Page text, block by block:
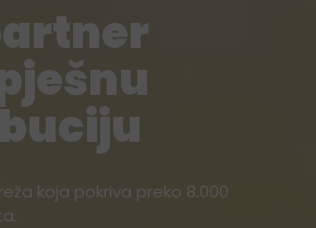
koja pokriva preko 8.000
koja pokriva preko 9.000